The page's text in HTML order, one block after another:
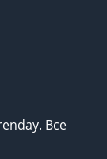
Все